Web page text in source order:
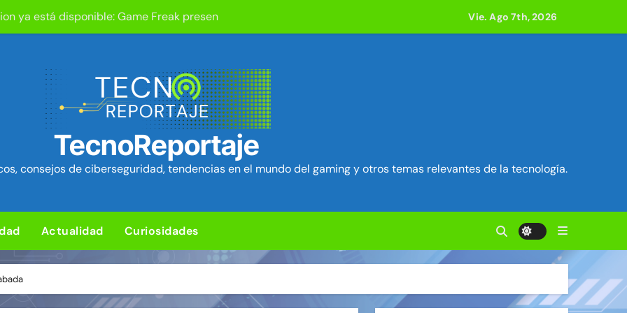
Security Project ~ Segu-Info
para sorprender con pocos ingredientes
ciberataques que interrumpen los servicios de agua en Estados Unidos ~ Segu-Info
84 fallos en los núcleos 4G y 5G, incluido un fallo de secuestro de sesión ~ Segu-Info
hardware de Coldcard permite robar ~1.400 btc ~ Segu-Info
para subir un kit de herramientas de post-explotación a Oracle
Vie. Ago 7th, 2026
TecnoReportaje
consejos de ciberseguridad, tendencias en el mundo del gaming y otros temas relevantes de la tecnología.
Actualidad Curiosidades